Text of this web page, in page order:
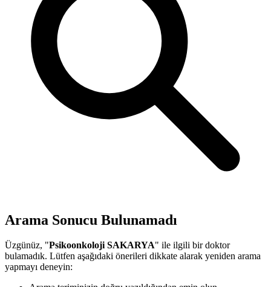
Arama Sonucu Bulunamadı
Üzgünüz, "Psikoonkoloji SAKARYA" ile ilgili bir doktor
bulamadık. Lütfen aşağıdaki önerileri dikkate alarak yeniden arama
yapmayı deneyin: